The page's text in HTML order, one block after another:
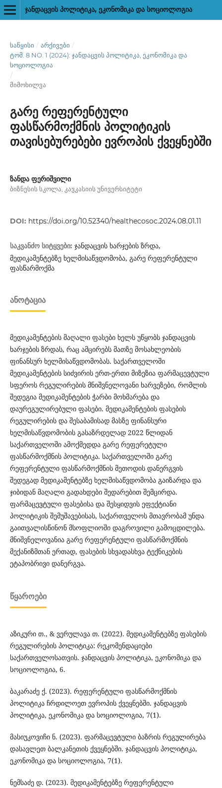
ᲯᲐᲜᲓᲐᲪᲕᲘᲡ ᲞᲝᲚᲘᲢᲘᲙᲐ, ᲔᲙᲝᲜᲝᲛᲘᲙᲐ ᲓᲐ ᲡᲝᲪᲘᲝᲚᲝᲒᲘᲐ
ᲡᲐᲬᲧᲘᲡᲘ / ᲐᲠᲥᲘᲕᲔᲑᲘ /
ᲢᲝᲛ. 8 NO. 1 (2024): ᲯᲐᲜᲓᲐᲪᲕᲘᲡ ᲞᲝᲚᲘᲢᲘᲙᲐ, ᲔᲙᲝᲜᲝᲛᲘᲙᲐ ᲓᲐ
ᲡᲝᲪᲘᲝᲚᲝᲒᲘᲐ
/
მიმოხილვა
გარე რეფერენტული
ფასწარმოქმნის პოლიტიკის
თავისებურებები ევროპის ქვეყნებში
ზანდა ფერიშვილი
ბიზნესის სკოლა, კავკასიის უნივერსიტეტი
DOI: https://doi.org/10.52340/healthecosoc.2024.08.01.11
საკვანძო სიტყვები: ჯანდაცვის ხარჯების ზრდა,
მედიკამენტებზე ხელმისაწვდომობა, გარე რეფერენტული
ფასწარმოქმა
ᲐᲜᲝᲢᲐᲪᲘᲐ
მედიკამენტების მაღალი ფასები ხელს უწყობს ჯანდაცვის
ხარჯების ზრდას, რაც ამცირებს მათზე მოსახლეობის
ფინანსურ ხელმისაწვდომობას. საქართველოში
მედიკამენტების სიძვირის ერთ-ერთი მიზეზია ფარმაცევტული
სფეროს რეგულირების მნიშვნელოვანი ხარვეზები, რომლის
შედეგია მედიკამენტების ჭარბი მოხმარება და
დაურეგულირებული ფასები. მედიკამენტების ფასების
რეგულირების და შესაბამისად მასზე ფინანსური
ხელმისაწვდომობის გასაზრდელად 2022 წლიდან
საქართველოში ამოქმედდა გარე რეფერეტული
ფასწარმოქმნის პოლიტიკა. საქართველოში გარე
რეფერენტული ფასწარმოქმნის მეთოდის დანერგვის
შედეგად მედიკამენტებზე ხელმისაწვდომობა გაიზარდა და
ჯიბიდან მაღალი გადახდები შედარებით შემცირდა.
ფარმაცევტული ფასებისა და შესყიდვის ეფექტიანი
პოლიტიკის შემუშავებისას, საქართველოს მთავრობამ უნდა
გაითვალისწინონ მსოფლიოში დაგროვილი გამოცდილება.
მნიშვნელოვანია გარე რეფერენტული ფასწარმოქმნის
მექანიზმთან ერთად, ფასების სხვადასხვა ტექნიკების
ეტაპობრივი დანერგვა.
ᲬᲧᲐᲠᲝᲔᲑᲘ
აზიკური თ., & ვერულავა თ. (2022). მედიკამენტებზე ფასების
რეგულირების პოლიტიკა: რეკომენდაციები
საქართველოსათვის. ჯანდაცვის პოლიტიკა, ეკონომიკა და
სოციოლოგია, 6.
ბაკარაძე ქ. (2023). რეფერენტული ფასწარმოქმნის
პოლიტიკა ჩრდილოეთ ევროპის ქვეყნებში. ჯანდაცვის
პოლიტიკა, ეკონომიკა და სოციოლოგია, 7(1).
მასიუკოვიჩი ნ. (2023). ფარმაცევტული ბაზრის რეგულირება
დასავლეთ ბალკანეთის ქვეყნებში. ჯანდაცვის პოლიტიკა,
ეკონომიკა და სოციოლოგია, 7(1).
ნემსაძე დ. (2023). მედიკამენტებზე რეფერენტული